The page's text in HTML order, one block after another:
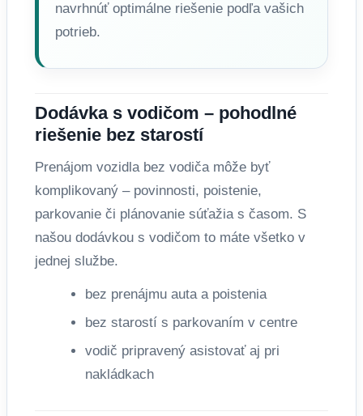
navrhnúť optimálne riešenie podľa vašich
potrieb.
Dodávka s vodičom – pohodlné
riešenie bez starostí
Prenájom vozidla bez vodiča môže byť
komplikovaný – povinnosti, poistenie,
parkovanie či plánovanie súťažia s časom. S
našou dodávkou s vodičom to máte všetko v
jednej službe.
bez prenájmu auta a poistenia
bez starostí s parkovaním v centre
vodič pripravený asistovať aj pri
nakládkach